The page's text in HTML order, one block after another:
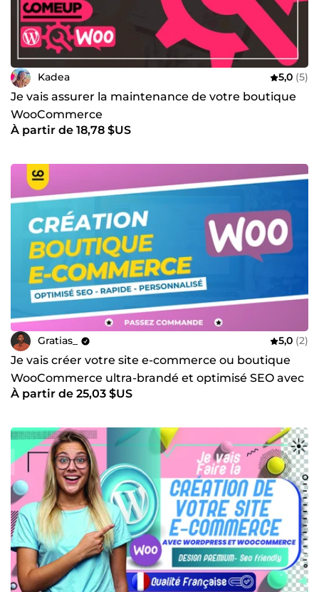
Kadea 5,0 (5)
Je vais assurer la maintenance de votre boutique
WooCommerce
À partir de 18,78 $US
Gratias_ 5,0 (2)
Je vais créer votre site e-commerce ou boutique
WooCommerce ultra-brandé et optimisé SEO avec
WordPress
À partir de 25,03 $US